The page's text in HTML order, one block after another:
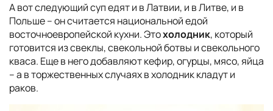
А вот следующий суп едят и в Латвии, и в Литве, и в
Польше – он считается национальной едой
восточноевропейской кухни. Этохолодник, который
готовится из свеклы, свекольной ботвы и свекольного
кваса. Еще в него добавляют кефир, огурцы, мясо, яйца
– а в торжественных случаях в холодник кладут и
раков.